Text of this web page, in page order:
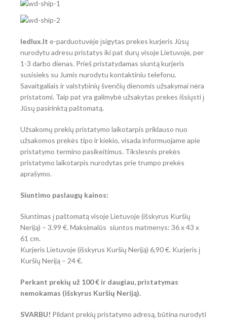
ledlux.lt e-parduotuvėje įsigytas prekes kurjeris Jūsų
nurodytu adresu pristatys iki pat durų visoje Lietuvoje, per
1-3 darbo dienas. Prieš pristatydamas siuntą kurjeris
susisieks su Jumis nurodytu kontaktiniu telefonu.
Savaitgaliais ir valstybinių švenčių dienomis užsakymai nėra
pristatomi. Taip pat yra galimybė užsakytas prekes išsiųsti į
Jūsų pasirinktą paštomatą.
Užsakomų prekių pristatymo laikotarpis priklauso nuo
užsakomos prekės tipo ir kiekio, visada informuojame apie
pristatymo termino pasikeitimus. Tikslesnis prekės
pristatymo laikotarpis nurodytas prie trumpo prekės
aprašymo.
Siuntimo paslaugų kainos:
Siuntimas į paštomatą visoje Lietuvoje (išskyrus Kuršių
Neriją) – 3.99 €. Maksimalūs siuntos matmenys: 36 x 43 x
61 cm.
Kurjeris Lietuvoje (išskyrus Kuršių Neriją) 6,90 €. Kurjeris į
Kuršių Neriją – 24 €.
Perkant prekių už 100 € ir daugiau, pristatymas
nemokamas (išskyrus Kuršių Neriją).
SVARBU! Pildant prekių pristatymo adresą, būtina nurodyti